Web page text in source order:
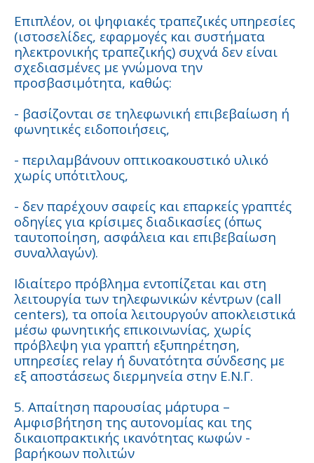
Επιπλέον, οι ψηφιακές τραπεζικές υπηρεσίες
(ιστοσελίδες, εφαρμογές και συστήματα
ηλεκτρονικής τραπεζικής) συχνά δεν είναι
σχεδιασμένες με γνώμονα την
προσβασιμότητα, καθώς:
- βασίζονται σε τηλεφωνική επιβεβαίωση ή
φωνητικές ειδοποιήσεις,
- περιλαμβάνουν οπτικοακουστικό υλικό
χωρίς υπότιτλους,
- δεν παρέχουν σαφείς και επαρκείς γραπτές
οδηγίες για κρίσιμες διαδικασίες (όπως
ταυτοποίηση, ασφάλεια και επιβεβαίωση
συναλλαγών).
Ιδιαίτερο πρόβλημα εντοπίζεται και στη
λειτουργία των τηλεφωνικών κέντρων (call
centers), τα οποία λειτουργούν αποκλειστικά
μέσω φωνητικής επικοινωνίας, χωρίς
πρόβλεψη για γραπτή εξυπηρέτηση,
υπηρεσίες relay ή δυνατότητα σύνδεσης με
εξ αποστάσεως διερμηνεία στην Ε.Ν.Γ.
5. Απαίτηση παρουσίας μάρτυρα –
Αμφισβήτηση της αυτονομίας και της
δικαιοπρακτικής ικανότητας κωφών -
βαρήκοων πολιτών